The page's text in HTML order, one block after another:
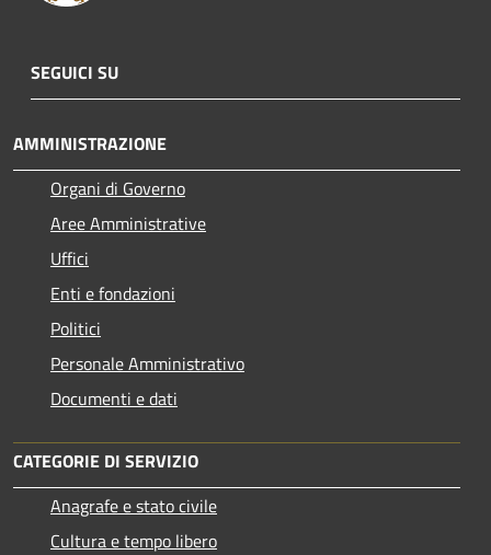
SEGUICI SU
AMMINISTRAZIONE
Organi di Governo
Aree Amministrative
Uffici
Enti e fondazioni
Politici
Personale Amministrativo
Documenti e dati
CATEGORIE DI SERVIZIO
Anagrafe e stato civile
Cultura e tempo libero